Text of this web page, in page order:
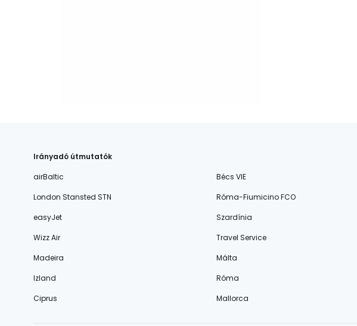
Irányadó útmutatók
airBaltic
Bécs VIE
London Stansted STN
Róma-Fiumicino FCO
easyJet
Szardínia
Wizz Air
Travel Service
Madeira
Málta
Izland
Róma
Ciprus
Mallorca